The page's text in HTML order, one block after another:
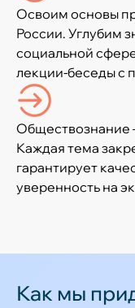
Освоим основы
России. Углубим
социальной
лекции-беседы с
Обществознание
Каждая тема
гарантирует
уверенность на
Как мы